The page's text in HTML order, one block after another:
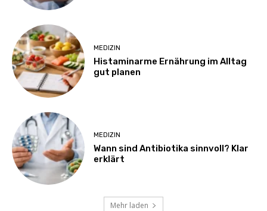
MEDIZIN
Histaminarme Ernährung im Alltag
gut planen
MEDIZIN
Wann sind Antibiotika sinnvoll? Klar
erklärt
Mehr laden